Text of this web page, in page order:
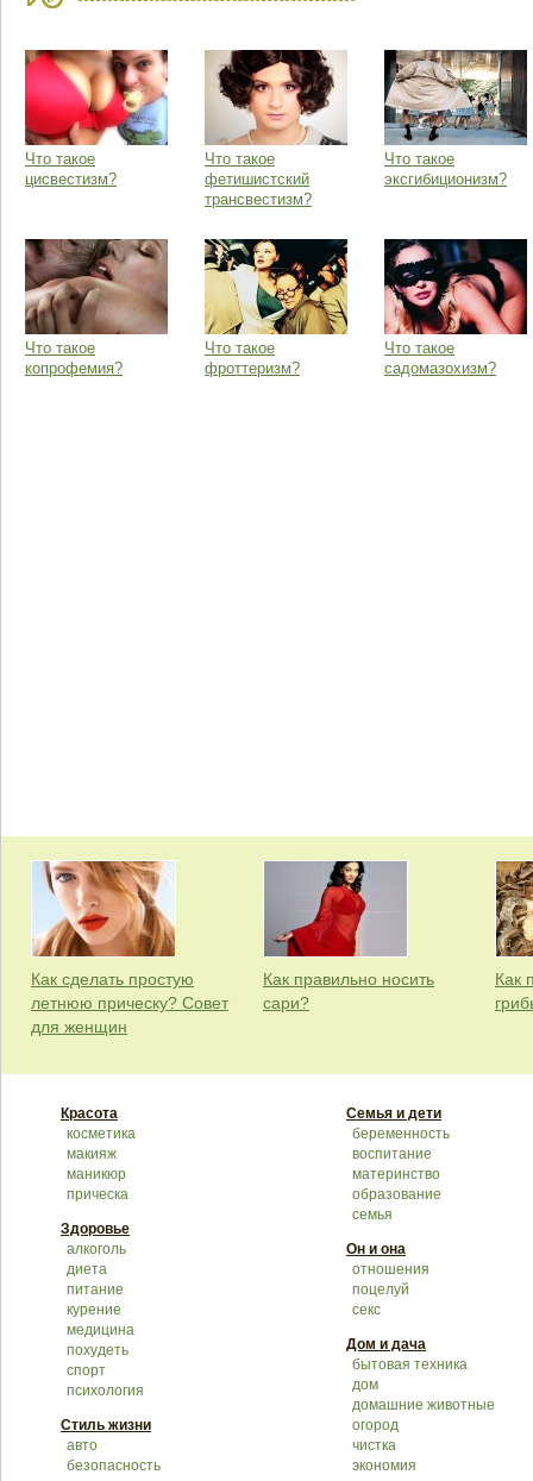
Что такое
цисвестизм?
Что такое
фетишистский
трансвестизм?
Что такое
эксгибиционизм?
Что такое
копрофемия?
Что такое
фроттеризм?
Что такое
садомазохизм?
Как сделать простую
летнюю прическу? Совет
для женщин
Как правильно носить
сари?
Как
Красота
косметика
макияж
маникюр
прическа
Здоровье
алкоголь
диета
питание
курение
медицина
похудеть
спорт
психология
Стиль жизни
авто
безопасность
Семья и дети
беременность
воспитание
материнство
образование
семья
Он и она
отношения
поцелуй
секс
Дом и дача
бытовая техника
дом
домашние животные
огород
чистка
экономия